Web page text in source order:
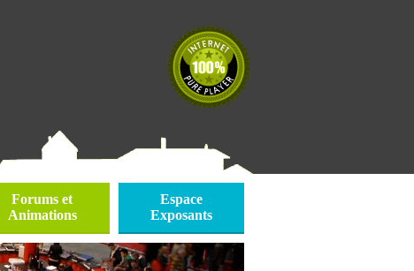
Forums et
Animations
Espace
Exposants